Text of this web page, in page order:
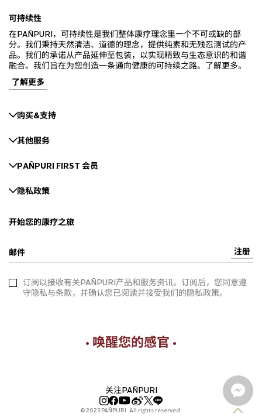
可持续性
在PAÑPURI，可持续性是我们整体康疗理念里一个不可或缺的部
分。我们秉持天然清洁、道德的理念，提供纯素和无残忍测试的产
品。我们的承诺从产品延伸至包装，以实现精致与生态意识的和谐
融合。我们旨在为您创造一条通向健康的可持续之路。了解更多。
了解更多
购买&支持
其他服务
PAÑPURI FIRST 会员
隐私政策
开始您的康疗之旅
邮件 注册
订阅以接收有关PAÑPURI产品和服务资讯。订阅后，您同意遵
守隐私与条款，并确认您已阅读并接受我们的隐私政策。
• 唤醒您的感官 •
关注PAÑPURI
© 2023 PAÑPURI. All rights reserved.